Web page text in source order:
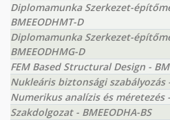
Diplomamunka Szerkezet-
BMEEODHMT-D
Diplomamunka Szerkezet-
BMEEODHMG-D
FEM Based Structural Design -
Nukleáris biztonsági szabályozás -
Numerikus analízis és méretezés -
Szakdolgozat - BMEEODHA-BS